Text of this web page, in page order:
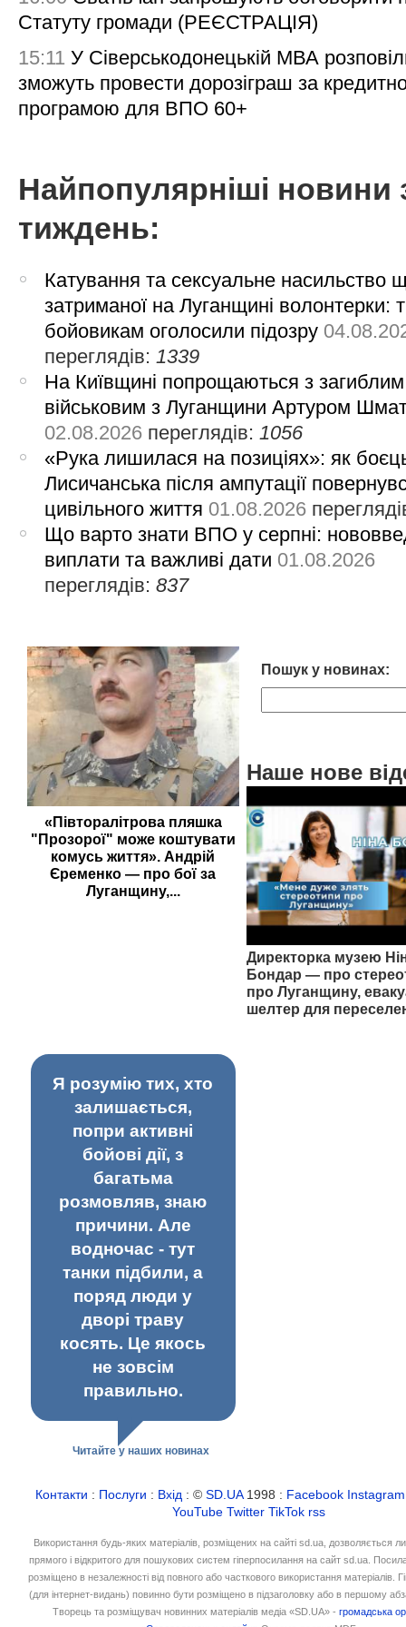
Статуту громади (РЕЄСТРАЦІЯ)
15:11 У Сіверськодонецькій МВА
зможуть провести дорозіграш за
програмою для ВПО 60+
Найпопулярніші новини
тиждень:
Катування та сексуальне насильство
затриманої на Луганщині волонтерки:
бойовикам оголосили підозру
переглядів:1339
На Київщині попрощаються з загиблим
військовим з Луганщини Артуром
02.08.2026 переглядів:1056
«Рука лишилася на позиціях»: як
Лисичанська після ампутації
цивільного життя 01.08.2026
Що варто знати ВПО у серпні:
виплати та важливі дати 01.08.2026
переглядів:837
«Півторалітрова пляшка
"Прозорої" може коштувати
комусь життя». Андрій
Єременко — про бої за
Луганщину,...
Пошук у новинах:
Наше нове
Директорка музею
Бондар — про
про Луганщину,
шелтер для
Я розумію тих, хто
залишається,
попри активні
бойові дії, з
багатьма
розмовляв, знаю
причини. Але
водночас - тут
танки підбили, а
поряд люди у
дворі траву
косять. Це якось
не зовсім
правильно.
Читайте у наших новинах
Контакти : Послуги : Вхід : ©SD.UA1998 : Facebook Instagram
YouTube Twitter TikTok rss
Використання будь-яких матеріалів, розміщених на сайті sd.ua, дозволяється
прямого і відкритого для пошукових систем гіперпосилання на сайт sd.ua.
розміщено в незалежності від повного або часткового використання матеріалів.
(для інтернет-видань) повинно бути розміщено в підзаголовку або в першому
Творець та розміщувач новинних матеріалів медіа «SD.UA» -громадська